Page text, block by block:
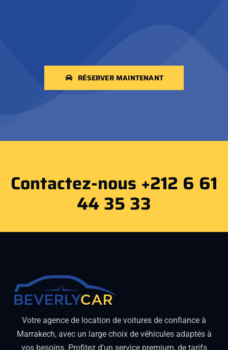
RÉSERVER MAINTENANT
Contactez-nous +212 6 61
44 35 33
Votre agence de location de voitures de confiance à
Marrakech, avec un large choix de véhicules adaptés à
vos besoins. Profitez d'un service premium, de tarifs